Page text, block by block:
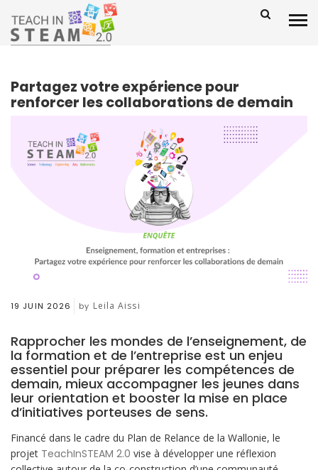
Partagez votre expérience pour
renforcer les collaborations de demain
19 JUIN 2026 by Leila Aissi
Rapprocher les mondes de l’enseignement, de
la formation et de l’entreprise est un enjeu
essentiel pour préparer les compétences de
demain, mieux accompagner les jeunes dans
leur orientation et booster la mise en place
d’initiatives porteuses de sens.
Financé dans le cadre du Plan de Relance de la Wallonie, le
projet TeachInSTEAM 2.0 vise à développer une réflexion